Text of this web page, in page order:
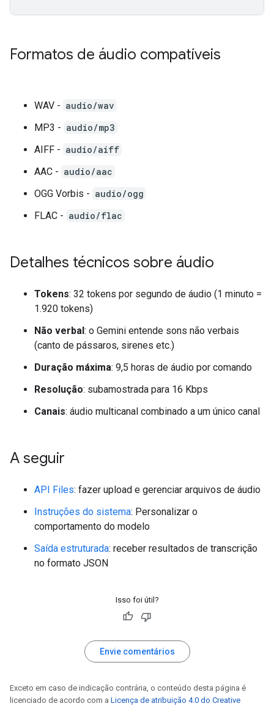
Formatos de áudio compatíveis
WAV - audio/wav
MP3 - audio/mp3
AIFF - audio/aiff
AAC - audio/aac
OGG Vorbis - audio/ogg
FLAC - audio/flac
Detalhes técnicos sobre áudio
Tokens: 32 tokens por segundo de áudio (1 minuto =
1.920 tokens)
Não verbal: o Gemini entende sons não verbais
(canto de pássaros, sirenes etc.)
Duração máxima: 9,5 horas de áudio por comando
Resolução: subamostrada para 16 Kbps
Canais: áudio multicanal combinado a um único canal
A seguir
API Files: fazer upload e gerenciar arquivos de áudio
Instruções do sistema: Personalizar o
comportamento do modelo
Saída estruturada: receber resultados de transcrição
no formato JSON
Isso foi útil?
Envie comentários
Exceto em caso de indicação contrária, o conteúdo desta página é
licenciado de acordo com a Licença de atribuição 4.0 do Creative